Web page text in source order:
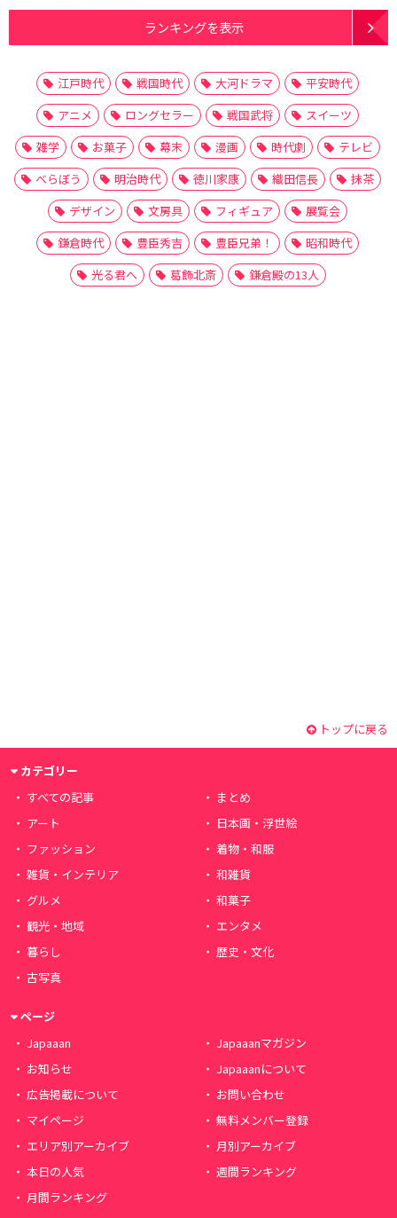
ランキングを表示
江戸時代 戦国時代 大河ドラマ
平安時代
アニメ
ロングセラー 戦国武将
スイーツ
雑学
お菓子 幕末 漫画 時代劇
テレビ
べらぼう
明治時代 徳川家康 織田信長
抹茶
デザイン
文房具 フィギュア
展覧会
鎌倉時代
豊臣秀吉 豊臣兄弟！
昭和時代
光る君へ
葛飾北斎 鎌倉殿の13人
トップに戻る
カテゴリー
すべての記事
まとめ
アート
日本画・浮世絵
ファッション
着物・和服
雑貨・インテリア
和雑貨
グルメ
和菓子
観光・地域
エンタメ
暮らし
歴史・文化
古写真
ページ
Japaaan
Japaaanマガジン
お知らせ
Japaaanについて
広告掲載について
お問い合わせ
マイページ
無料メンバー登録
エリア別アーカイブ
月別アーカイブ
本日の人気
週間ランキング
月間ランキング